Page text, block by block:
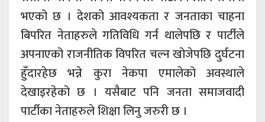
भएको छ । देशको आवश्यकता र जनताका चाहना
बिपरित नेताहरुले गतिविधि गर्न थालेपछि र पार्टीले
अपनाएको राजनीतिक विपरित चल्न खोजेपछि दुर्घटना
हुँदारहेछ भन्ने कुरा नेकपा एमालेको अवस्थाले
देखाइरहेको छ । यसैबाट पनि जनता समाजवादी
पार्टीका नेताहरुले शिक्षा लिनु जरुरी छ ।